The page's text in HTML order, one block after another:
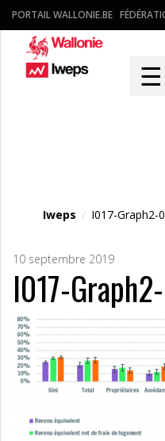
PORTAIL WALLONIE.BE
☰
Iweps / I017-Graph2-
10 septembre 2019
I017-